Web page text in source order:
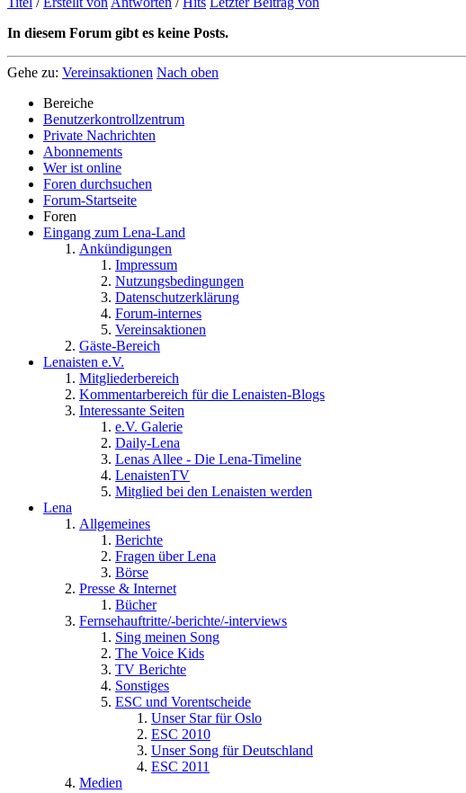
In diesem Forum gibt es keine Posts.
Gehe zu: Vereinsaktionen Nach oben
Bereiche
Benutzerkontrollzentrum
Private Nachrichten
Abonnements
Wer ist online
Foren durchsuchen
Forum-Startseite
Foren
Eingang zum Lena-Land
Ankündigungen
Impressum
Nutzungsbedingungen
Datenschutzerklärung
Forum-internes
Vereinsaktionen
Gäste-Bereich
Lenaisten e.V.
Mitgliederbereich
Kommentarbereich für die Lenaisten-Blogs
Interessante Seiten
e.V. Galerie
Daily-Lena
Lenas Allee - Die Lena-Timeline
LenaistenTV
Mitglied bei den Lenaisten werden
Lena
Allgemeines
Berichte
Fragen über Lena
Börse
Presse & Internet
Bücher
Fernsehauftritte/-berichte/-interviews
Sing meinen Song
The Voice Kids
TV Berichte
Sonstiges
ESC und Vorentscheide
Unser Star für Oslo
ESC 2010
Unser Song für Deutschland
ESC 2011
Medien